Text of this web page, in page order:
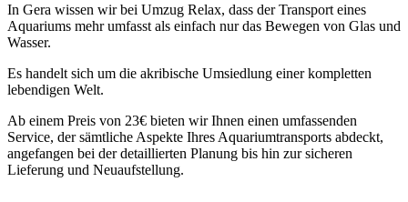
In Gera wissen wir bei Umzug Relax, dass der Transport eines
Aquariums mehr umfasst als einfach nur das Bewegen von Glas und
Wasser.
Es handelt sich um die akribische Umsiedlung einer kompletten
lebendigen Welt.
Ab einem Preis von 23€ bieten wir Ihnen einen umfassenden
Service, der sämtliche Aspekte Ihres Aquariumtransports abdeckt,
angefangen bei der detaillierten Planung bis hin zur sicheren
Lieferung und Neuaufstellung.